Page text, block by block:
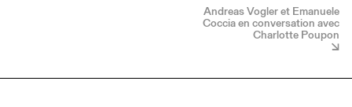
Andreas Vogler et Emanuele
Coccia en conversation avec
Charlotte Poupon